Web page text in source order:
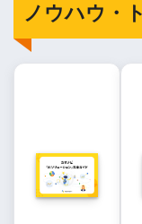
ノウハウ・